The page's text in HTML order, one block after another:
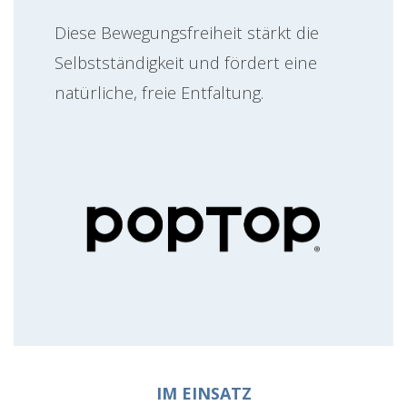
Diese Bewegungsfreiheit stärkt die
Selbstständigkeit und fördert eine
natürliche, freie Entfaltung.
IM EINSATZ